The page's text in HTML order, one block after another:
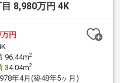
8,980万円 4K
万円
96.44m2
34.04m2
年4月(築48年5ヶ月)